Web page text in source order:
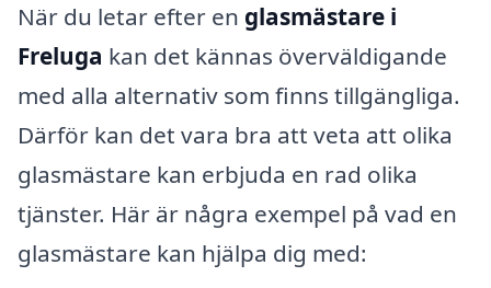
När du letar efter en glasmästare i
Freluga kan det kännas överväldigande
med alla alternativ som finns tillgängliga.
Därför kan det vara bra att veta att olika
glasmästare kan erbjuda en rad olika
tjänster. Här är några exempel på vad en
glasmästare kan hjälpa dig med: